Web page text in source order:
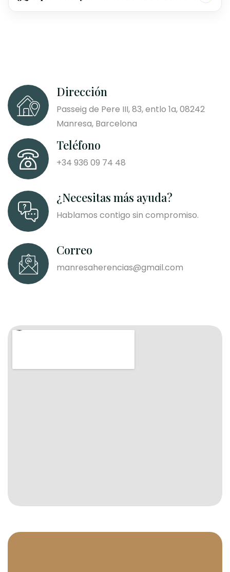
Dirección
Passeig de Pere III, 83, entlo 1a, 08242
Manresa, Barcelona
Teléfono
+34 936 09 74 48
¿Necesitas más ayuda?
Hablamos contigo sin compromiso.
Correo
manresaherencias@gmail.com